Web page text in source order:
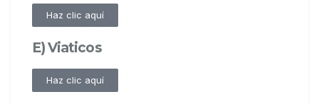
Haz clic aquí
E) Viaticos
Haz clic aquí